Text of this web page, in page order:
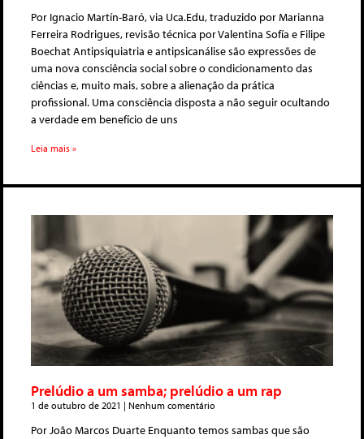
Por Ignacio Martín-Baró, via Uca.Edu, traduzido por Marianna
Ferreira Rodrigues, revisão técnica por Valentina Sofía e Filipe
Boechat Antipsiquiatria e antipsicanálise são expressões de
uma nova consciência social sobre o condicionamento das
ciências e, muito mais, sobre a alienação da prática
profissional. Uma consciência disposta a não seguir ocultando
a verdade em benefício de uns
Leia mais »
Prelúdio a um samba; prelúdio a um rap
1 de outubro de 2021 Nenhum comentário
Por João Marcos Duarte Enquanto temos sambas que são